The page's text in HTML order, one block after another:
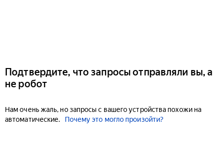
Подтвердите, что запросы отправляли вы, а
не робот
Нам очень жаль, но запросы с вашего устройства похожи на
автоматические.
Почему это могло произойти?